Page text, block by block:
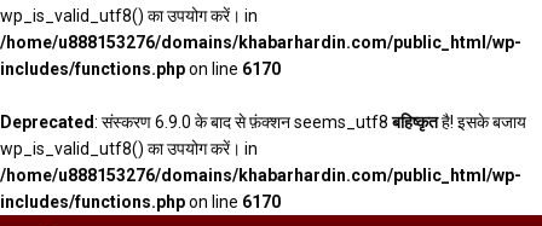
wp_is_valid_utf8() का उपयोग करें। in
/home/u888153276/domains/khabarhardin.com/public_html/wp-
includes/functions.phpon line 6170
Deprecated: संस्करण 6.9.0 के बाद से फ़ंक्शन seems_utf8बहिष्कृतहै! इसके बजाय
wp_is_valid_utf8() का उपयोग करें। in
/home/u888153276/domains/khabarhardin.com/public_html/wp-
includes/functions.phpon line 6170